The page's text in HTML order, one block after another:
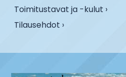
Toimitustavat ja -kulut ›
Tilausehdot ›